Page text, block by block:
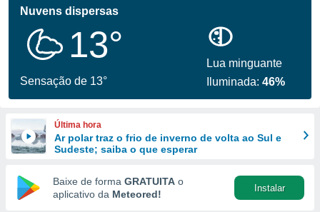
fornecidas
a este
das
e
forma
digital
Nuvens dispersas
13°
Sensação de 13°
Lua minguante
Iluminada:46%
Última hora
Ar polar traz o frio de inverno de volta ao Sul e
Sudeste; saiba o que esperar
Baixe de forma GRATUITA o
aplicativo da Meteored!
Instalar